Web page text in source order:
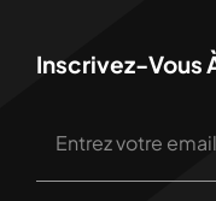
Inscrivez-Vous